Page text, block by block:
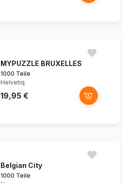
MYPUZZLE BRUXELLES
1000 Teile
Helvetiq
19,95 €
Belgian City
1000 Teile